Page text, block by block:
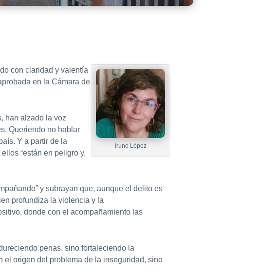
Irune López
con claridad y valentía
en la Cámara de
han alzado la voz
Queriendo no hablar
Y a partir de la
“están en peligro y,
y subrayan que, aunque el delito es
profundiza la violencia y la
donde con el acompañamiento las
penas, sino fortaleciendo la
el origen del problema de la inseguridad, sino